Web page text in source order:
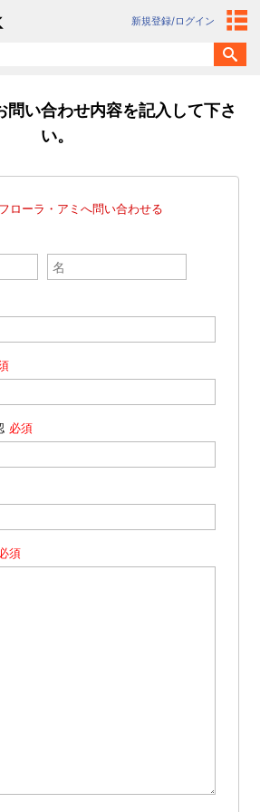
新規登録/ログイン
問い合わせ内容を記入して下さ
い。
ローラ・アミへ問い合わせる